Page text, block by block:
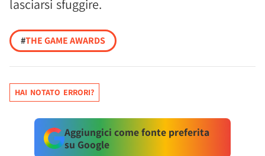
lasciarsi sfuggire.
#THE GAME AWARDS
HAI NOTATO ERRORI?
Aggiungici come fonte preferita
su Google